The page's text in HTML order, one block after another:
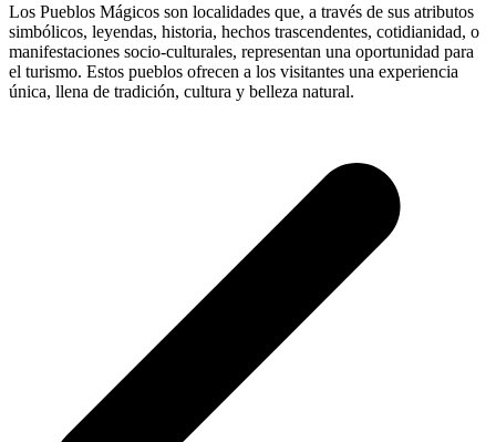
Los Pueblos Mágicos son localidades que, a través de sus atributos
simbólicos, leyendas, historia, hechos trascendentes, cotidianidad, o
manifestaciones socio-culturales, representan una oportunidad para
el turismo. Estos pueblos ofrecen a los visitantes una experiencia
única, llena de tradición, cultura y belleza natural.